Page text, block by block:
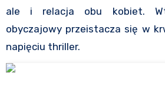
ale i relacja obu kobiet.
obyczajowy przeistacza się w
napięciu thriller.